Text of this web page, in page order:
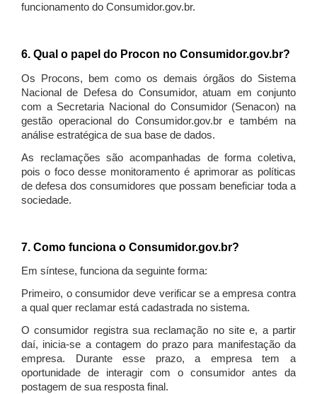
funcionamento do Consumidor.gov.br.
6. Qual o papel do Procon no Consumidor.gov.br?
Os Procons, bem como os demais órgãos do Sistema
Nacional de Defesa do Consumidor, atuam em conjunto
com a Secretaria Nacional do Consumidor (Senacon) na
gestão operacional do Consumidor.gov.br e também na
análise estratégica de sua base de dados.
As reclamações são acompanhadas de forma coletiva,
pois o foco desse monitoramento é aprimorar as políticas
de defesa dos consumidores que possam beneficiar toda a
sociedade.
7. Como funciona o Consumidor.gov.br?
Em síntese, funciona da seguinte forma:
Primeiro, o consumidor deve verificar se a empresa contra
a qual quer reclamar está cadastrada no sistema.
O consumidor registra sua reclamação no site e, a partir
daí, inicia-se a contagem do prazo para manifestação da
empresa. Durante esse prazo, a empresa tem a
oportunidade de interagir com o consumidor antes da
postagem de sua resposta final.